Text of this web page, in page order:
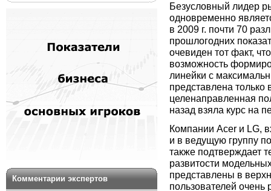
Комментарии экспертов
Безусловный лидер
одновременно
в 2009 г. почти 70
прошлогодних
очевиден тот факт,
возможность
линейки с
представлена только
целенаправленная
назад взяла курс на
Компании Acer и LG,
и в ведущую группу
также подтверждает
развитости
представлены в
пользователей очень